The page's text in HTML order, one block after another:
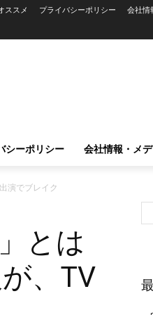
ススメ プライバシーポリシー 会社情
シーポリシー 会社情報・メ
演でブレイク
とは
、TV